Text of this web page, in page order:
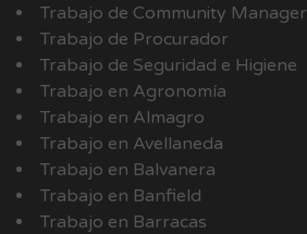
Trabajo de Community Manager
Trabajo de Procurador
Trabajo de Seguridad e Higiene
Trabajo en Agronomía
Trabajo en Almagro
Trabajo en Avellaneda
Trabajo en Balvanera
Trabajo en Banfield
Trabajo en Barracas